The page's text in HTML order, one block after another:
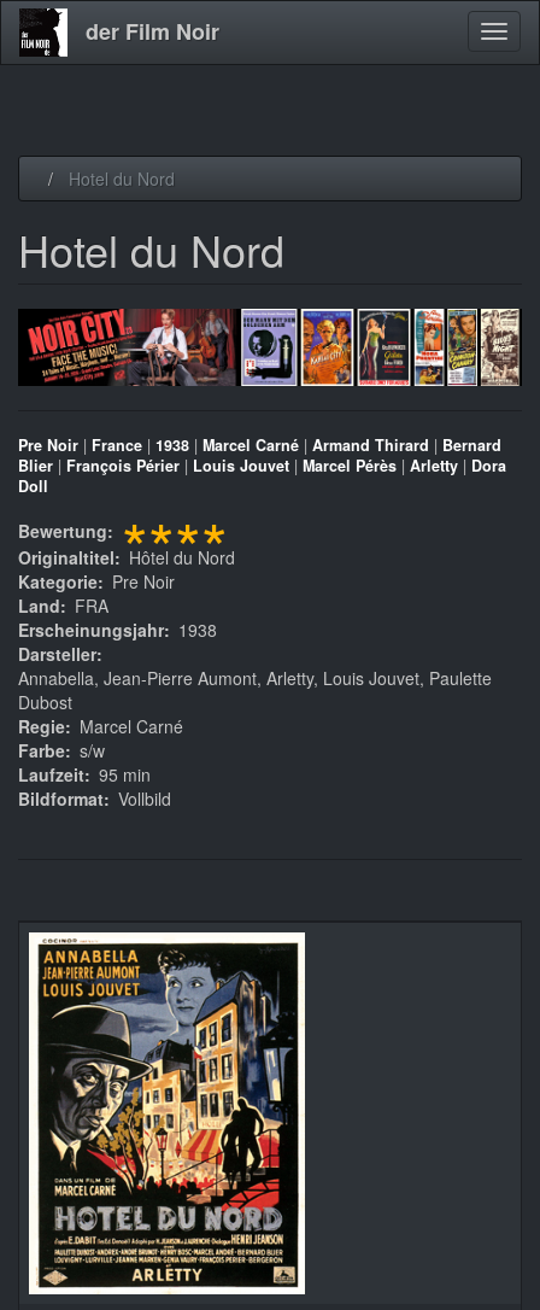
der Film Noir
Hotel du Nord
Hotel du Nord
Pre Noir | France | 1938 | Marcel Carné | Armand Thirard | Bernard
Blier | François Périer | Louis Jouvet | Marcel Pérès | Arletty | Dora
Doll
Bewertung ****
Originaltitel
Hôtel du Nord
Kategorie
Pre Noir
Land
FRA
Erscheinungsjahr
1938
Darsteller
Annabella, Jean-Pierre Aumont, Arletty, Louis Jouvet, Paulette
Dubost
Regie
Marcel Carné
Farbe s/w
Laufzeit 95 min
Bildformat Vollbild